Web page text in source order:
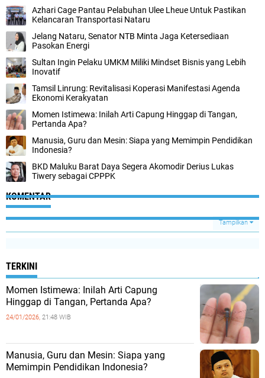
Azhari Cage Pantau Pelabuhan Ulee Lheue Untuk Pastikan
Kelancaran Transportasi Nataru
Jelang Nataru, Senator NTB Minta Jaga Ketersediaan
Pasokan Energi
Sultan Ingin Pelaku UMKM Miliki Mindset Bisnis yang Lebih
Inovatif
Tamsil Linrung: Revitalisasi Koperasi Manifestasi Agenda
Ekonomi Kerakyatan
Momen Istimewa: Inilah Arti Capung Hinggap di Tangan,
Pertanda Apa?
Manusia, Guru dan Mesin: Siapa yang Memimpin Pendidikan
Indonesia?
BKD Maluku Barat Daya Segera Akomodir Derius Lukas
Tiwery sebagai CPPPK
KOMENTAR
Tampilkan
TERKINI
Momen Istimewa: Inilah Arti Capung
Hinggap di Tangan, Pertanda Apa?
24/01/2026, 21:48 WIB
Manusia, Guru dan Mesin: Siapa yang
Memimpin Pendidikan Indonesia?